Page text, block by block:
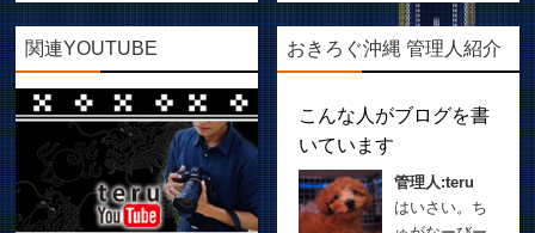
関連YOUTUBE おきろぐ沖縄 管理人紹介
こんな人がブログを書
いています
管理人:teru
はいさい。ち